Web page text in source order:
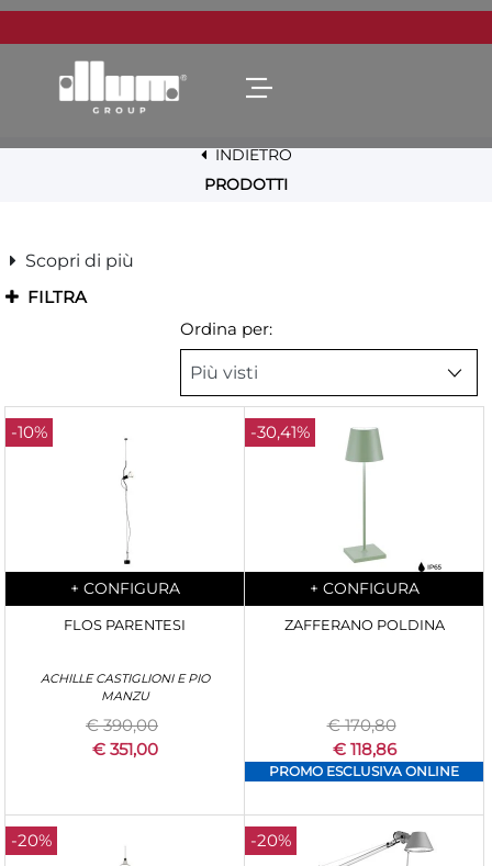
Open menu
INDIETRO
PRODOTTI
Scopri di più
FILTRA
Ordina per:
-10%
Quantity
+ CONFIGURA
FLOS PARENTESI
ACHILLE CASTIGLIONI E PIO
MANZU
€ 390,00
€ 351,00
-30,41%
Quantity
+ CONFIGURA
ZAFFERANO POLDINA
€ 170,80
€ 118,86
PROMO ESCLUSIVA ONLINE
-20% -20%